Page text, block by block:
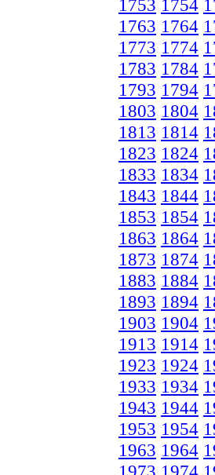
1753 1754
1763 1764
1773 1774
1783 1784
1793 1794
1803 1804
1813 1814
1823 1824
1833 1834
1843 1844
1853 1854
1863 1864
1873 1874
1883 1884
1893 1894
1903 1904
1913 1914
1923 1924
1933 1934
1943 1944
1953 1954
1963 1964